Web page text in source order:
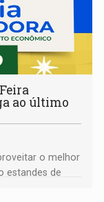
ao último
o melhor
estandes de